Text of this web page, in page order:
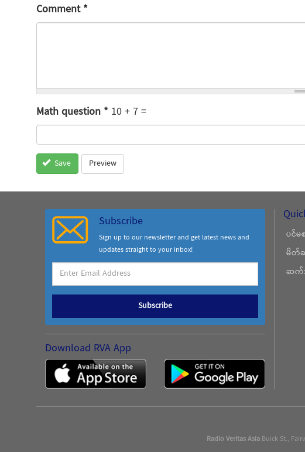
Comment*
Math question* 10 + 7 =
Save Preview
Subscribe
Sign up to our newsletter and get latest news and
updates straight to your inbox!
Subscribe
Download RVA App
ပင်မ
မိတ်
ဆက်
Radio Veritas AsiaBuick St.,